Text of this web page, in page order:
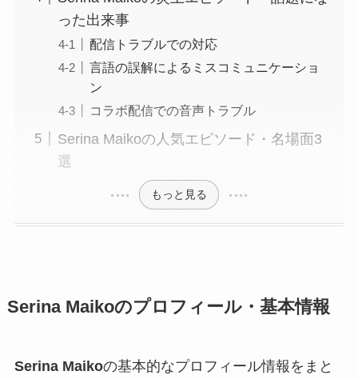
った出来事
配信トラブルでの対応
言語の誤解によるミスコミュニケーショ
ン
コラボ配信での音声トラブル
Serina Maikoの人気エピソード・名場面3
選
もっと見る
Serina Maikoのプロフィール・基本情報
Serina Maikoの基本的なプロフィール情報をまと